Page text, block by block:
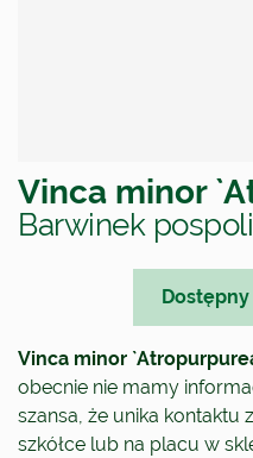
Vinca minor
Barwinek
Vinca minor
obecnie nie mamy
szansa, że unika kontaktu
szkółce lub na placu w